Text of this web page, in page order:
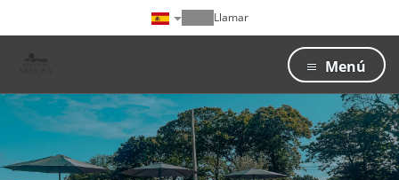
Llamar
Menú